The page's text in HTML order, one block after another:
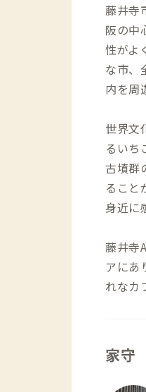
藤井寺
阪の中
性がよ
な市、
内を周
世界文
るいち
古墳群
ること
身近に
藤井寺
アにあ
れなカ
家守